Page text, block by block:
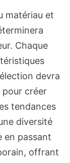
matériau et
Chaque
devra
pour créer
tendances
diversité
en passant
offrant